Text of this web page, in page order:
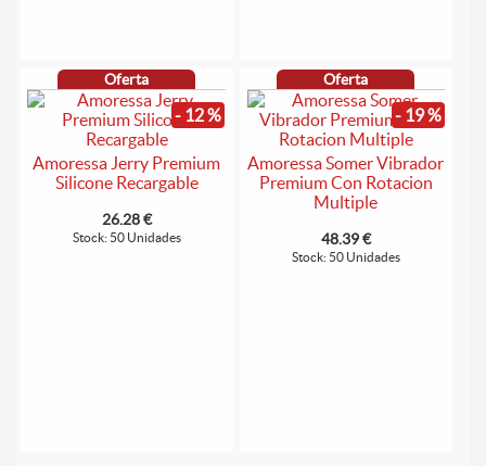
Oferta
- 12 %
Amoressa Jerry Premium
Silicone Recargable
26.28 €
Stock: 50 Unidades
Oferta
- 19 %
Amoressa Somer Vibrador
Premium Con Rotacion
Multiple
48.39 €
Stock: 50 Unidades